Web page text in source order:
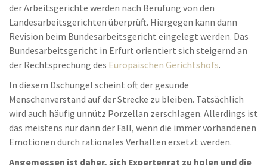
der Arbeitsgerichte werden nach Berufung von den
Landesarbeitsgerichten überprüft. Hiergegen kann dann
Revision beim Bundesarbeitsgericht eingelegt werden. Das
Bundesarbeitsgericht in Erfurt orientiert sich steigernd an
der Rechtsprechung des Europäischen Gerichtshofs.
In diesem Dschungel scheint oft der gesunde
Menschenverstand auf der Strecke zu bleiben. Tatsächlich
wird auch häufig unnütz Porzellan zerschlagen. Allerdings ist
das meistens nur dann der Fall, wenn die immer vorhandenen
Emotionen durch rationales Verhalten ersetzt werden.
Angemessen ist daher, sich Expertenrat zu holen und die